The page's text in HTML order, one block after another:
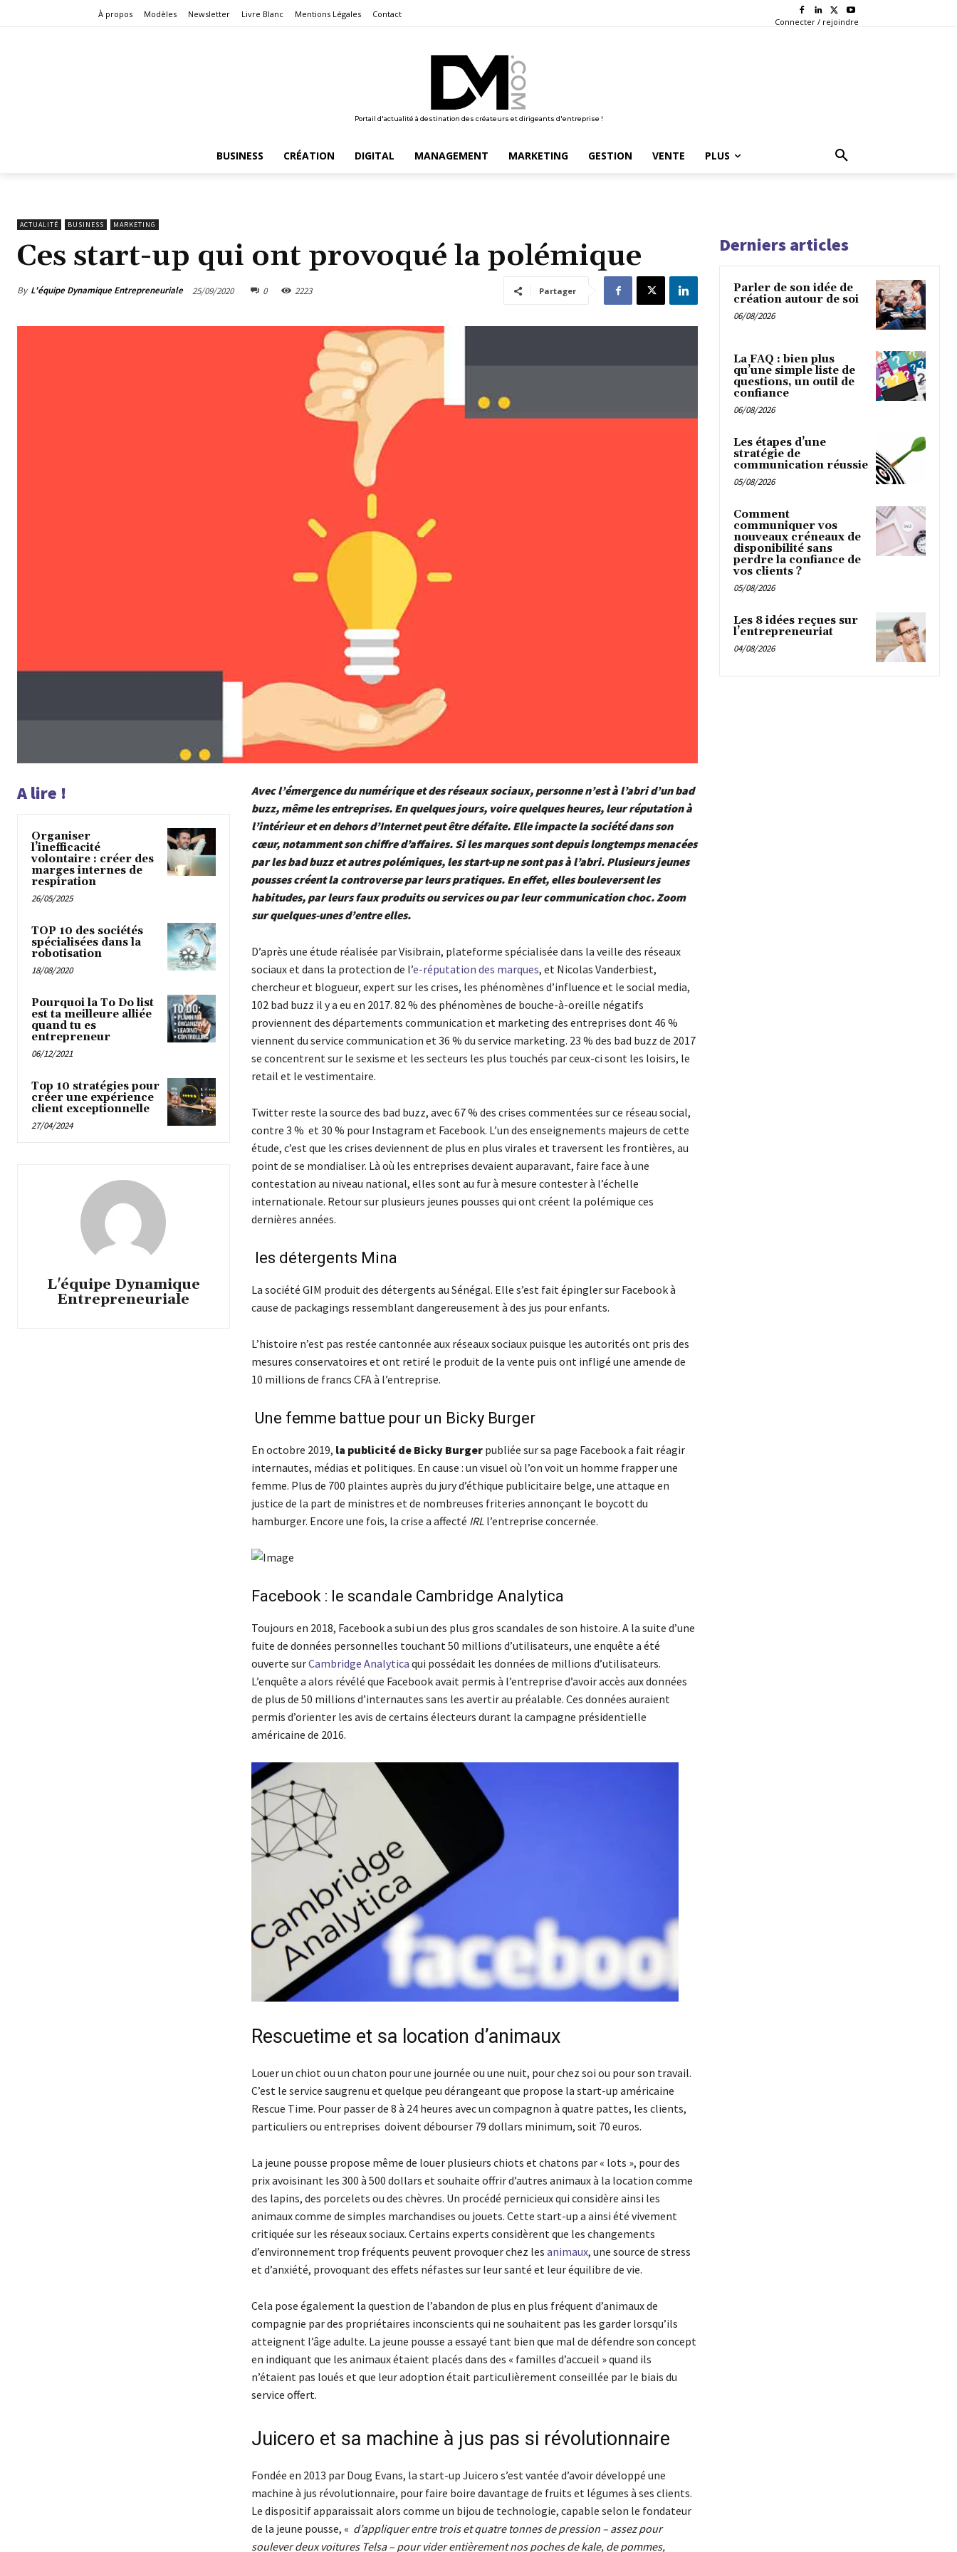
À propos Modèles Newsletter Livre Blanc Mentions Légales Contact
Connecter / rejoindre
Portail d'actualité à destination des créateurs et dirigeants d'entreprise !
BUSINESS CRÉATION DIGITAL MANAGEMENT MARKETING GESTION VENTE PLUS
ACTUALITÉ BUSINESS MARKETING
Ces start-up qui ont provoqué la polémique
By L'équipe Dynamique Entrepreneuriale 25/09/2020 0 2223 Partager
A lire !
Organiser
l’inefficacité
volontaire : créer des
marges internes de
respiration
26/05/2025
TOP 10 des sociétés
spécialisées dans la
robotisation
18/08/2020
Pourquoi la To Do list
est ta meilleure alliée
quand tu es
entrepreneur
06/12/2021
Top 10 stratégies pour
créer une expérience
client exceptionnelle
27/04/2024
L'équipe Dynamique
Entrepreneuriale
Avec l’émergence du numérique et des réseaux sociaux, personne n’est à l’abri d’un bad
buzz, même les entreprises. En quelques jours, voire quelques heures, leur réputation à
l’intérieur et en dehors d’Internet peut être défaite. Elle impacte la société dans son
cœur, notamment son chiffre d’affaires. Si les marques sont depuis longtemps menacées
par les bad buzz et autres polémiques, les start-up ne sont pas à l’abri. Plusieurs jeunes
pousses créent la controverse par leurs pratiques. En effet, elles bouleversent les
habitudes, par leurs faux produits ou services ou par leur communication choc. Zoom
sur quelques-unes d’entre elles.
D’après une étude réalisée par Visibrain, plateforme spécialisée dans la veille des réseaux
sociaux et dans la protection de l’e-réputation des marques, et Nicolas Vanderbiest,
chercheur et blogueur, expert sur les crises, les phénomènes d’influence et le social media,
102 bad buzz il y a eu en 2017. 82 % des phénomènes de bouche-à-oreille négatifs
proviennent des départements communication et marketing des entreprises dont 46 %
viennent du service communication et 36 % du service marketing. 23 % des bad buzz de 2017
se concentrent sur le sexisme et les secteurs les plus touchés par ceux-ci sont les loisirs, le
retail et le vestimentaire.
Twitter reste la source des bad buzz, avec 67 % des crises commentées sur ce réseau social,
contre 3 % et 30 % pour Instagram et Facebook. L’un des enseignements majeurs de cette
étude, c’est que les crises deviennent de plus en plus virales et traversent les frontières, au
point de se mondialiser. Là où les entreprises devaient auparavant, faire face à une
contestation au niveau national, elles sont au fur à mesure contester à l’échelle
internationale. Retour sur plusieurs jeunes pousses qui ont créent la polémique ces
dernières années.
les détergents Mina
La société GIM produit des détergents au Sénégal. Elle s’est fait épingler sur Facebook à
cause de packagings ressemblant dangereusement à des jus pour enfants.
L’histoire n’est pas restée cantonnée aux réseaux sociaux puisque les autorités ont pris des
mesures conservatoires et ont retiré le produit de la vente puis ont infligé une amende de
10 millions de francs CFA à l’entreprise.
Une femme battue pour un Bicky Burger
En octobre 2019, la publicité de Bicky Burgerpubliée sur sa page Facebook a fait réagir
internautes, médias et politiques. En cause : un visuel où l’on voit un homme frapper une
femme. Plus de 700 plaintes auprès du jury d’éthique publicitaire belge, une attaque en
justice de la part de ministres et de nombreuses friteries annonçant le boycott du
hamburger. Encore une fois, la crise a affecté IRL l’entreprise concernée.
Facebook : le scandale Cambridge Analytica
Toujours en 2018, Facebook a subi un des plus gros scandales de son histoire. A la suite d’une
fuite de données personnelles touchant 50 millions d’utilisateurs, une enquête a été
ouverte surCambridge Analytica qui possédait les données de millions d’utilisateurs.
L’enquête a alors révélé que Facebook avait permis à l’entreprise d’avoir accès aux données
de plus de 50 millions d’internautes sans les avertir au préalable. Ces données auraient
permis d’orienter les avis de certains électeurs durant la campagne présidentielle
américaine de 2016.
Rescuetime et sa location d’animaux
Louer un chiot ou un chaton pour une journée ou une nuit, pour chez soi ou pour son travail.
C’est le service saugrenu et quelque peu dérangeant que propose la start-up américaine
Rescue Time. Pour passer de 8 à 24 heures avec un compagnon à quatre pattes, les clients,
particuliers ou entreprises doivent débourser 79 dollars minimum, soit 70 euros.
La jeune pousse propose même de louer plusieurs chiots et chatons par « lots », pour des
prix avoisinant les 300 à 500 dollars et souhaite offrir d’autres animaux à la location comme
des lapins, des porcelets ou des chèvres. Un procédé pernicieux qui considère ainsi les
animaux comme de simples marchandises ou jouets. Cette start-up a ainsi été vivement
critiquée sur les réseaux sociaux. Certains experts considèrent que les changements
d’environnement trop fréquents peuvent provoquer chez les animaux, une source de stress
et d’anxiété, provoquant des effets néfastes sur leur santé et leur équilibre de vie.
Cela pose également la question de l’abandon de plus en plus fréquent d’animaux de
compagnie par des propriétaires inconscients qui ne souhaitent pas les garder lorsqu’ils
atteignent l’âge adulte. La jeune pousse a essayé tant bien que mal de défendre son concept
en indiquant que les animaux étaient placés dans des « familles d’accueil » quand ils
n’étaient pas loués et que leur adoption était particulièrement conseillée par le biais du
service offert.
Juicero et sa machine à jus pas si révolutionnaire
Fondée en 2013 par Doug Evans, la start-up Juicero s’est vantée d’avoir développé une
machine à jus révolutionnaire, pour faire boire davantage de fruits et légumes à ses clients.
Le dispositif apparaissait alors comme un bijou de technologie, capable selon le fondateur
de la jeune pousse, « d’appliquer entre trois et quatre tonnes de pression – assez pour
soulever deux voitures Telsa – pour vider entièrement nos poches de kale, de pommes,
Derniers articles
Parler de son idée de
création autour de soi
06/08/2026
La FAQ : bien plus
qu’une simple liste de
questions, un outil de
confiance
06/08/2026
Les étapes d’une
stratégie de
communication réussie
05/08/2026
Comment
communiquer vos
nouveaux créneaux de
disponibilité sans
perdre la confiance de
vos clients ?
05/08/2026
Les 8 idées reçues sur
l’entrepreneuriat
04/08/2026